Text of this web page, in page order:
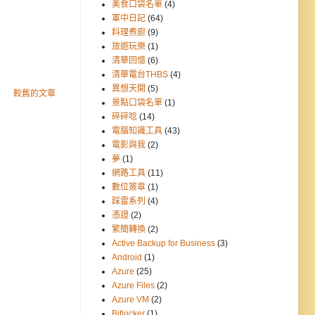
較舊的文章
美食口袋名單 (4)
軍中日記 (64)
料理煮廚 (9)
旅遊玩樂 (1)
清華回憶 (6)
清華電台THBS (4)
異想天開 (5)
景點口袋名單 (1)
碎碎唸 (14)
電腦知識工具 (43)
電影與我 (2)
夢 (1)
網路工具 (11)
數位簽章 (1)
踩雷系列 (4)
憑證 (2)
繁簡轉換 (2)
Active Backup for Business (3)
Android (1)
Azure (25)
Azure Files (2)
Azure VM (2)